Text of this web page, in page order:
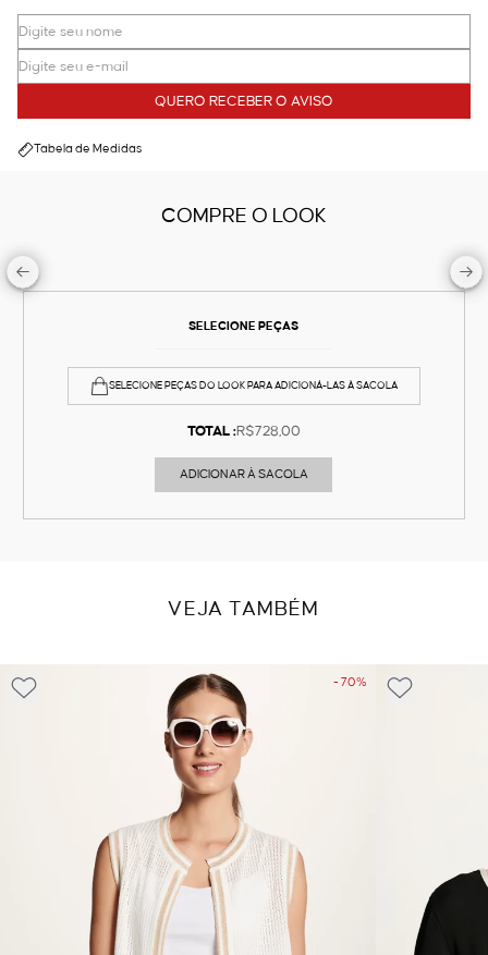
QUERO RECEBER O AVISO
Tabela de Medidas
COMPRE O LOOK
SELECIONE PEÇAS
SELECIONE PEÇAS DO LOOK PARA ADICIONÁ-LAS À SACOLA
TOTAL :R$728,00
ADICIONAR À SACOLA
VEJA TAMBÉM
- 70%